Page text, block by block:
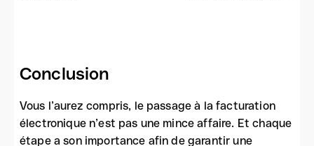
Conclusion
Vous l’aurez compris, le passage à la facturation
électronique n’est pas une mince affaire. Et chaque
étape a son importance afin de garantir une